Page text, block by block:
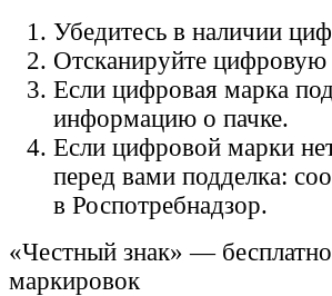
Убедитесь в наличии
Отсканируйте
Если цифровая марка
информацию о пачке.
Если цифровой марки
перед вами подделка:
в Роспотребнадзор.
«Честный знак» —
маркировок